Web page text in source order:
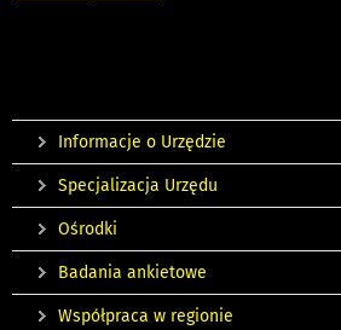
Informacje o Urzędzie
Specjalizacja Urzędu
Ośrodki
Badania ankietowe
Współpraca w regionie